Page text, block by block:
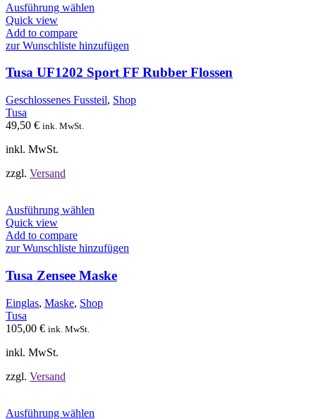
Ausführung wählen
mehrere
auf.
Die
Optionen
können
Quick view
Add to compare
zur Wunschliste hinzufügen
Tusa UF1202 Sport FF Rubber Flossen
Geschlossenes Fussteil, Shop
Tusa
49,50 € ink. MwSt.
inkl. MwSt.
zzgl. Versand
Ausführung wählen
mehrere
auf.
Die
können
Quick view
Add to compare
zur Wunschliste hinzufügen
Tusa Zensee Maske
Einglas, Maske, Shop
Tusa
105,00 € ink. MwSt.
inkl. MwSt.
zzgl. Versand
Ausführung wählen